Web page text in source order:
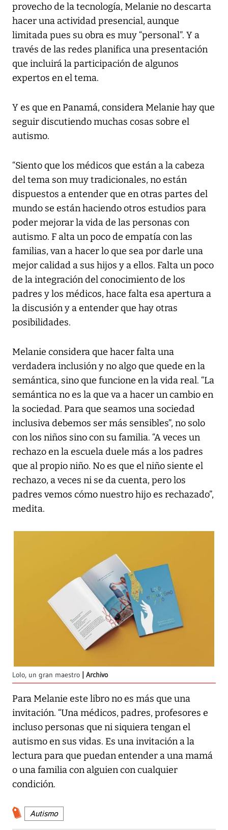
provecho de la tecnología, Melanie no descarta
hacer una actividad presencial, aunque
limitada pues su obra es muy “personal”. Y a
través de las redes planifica una presentación
que incluirá la participación de algunos
expertos en el tema.
Y es que en Panamá, considera Melanie hay que
seguir discutiendo muchas cosas sobre el
autismo.
“Siento que los médicos que están a la cabeza
del tema son muy tradicionales, no están
dispuestos a entender que en otras partes del
mundo se están haciendo otros estudios para
poder mejorar la vida de las personas con
autismo. F alta un poco de empatía con las
familias, van a hacer lo que sea por darle una
mejor calidad a sus hijos y a ellos. Falta un poco
de la integración del conocimiento de los
padres y los médicos, hace falta esa apertura a
la discusión y a entender que hay otras
posibilidades.
Melanie considera que hacer falta una
verdadera inclusión y no algo que quede en la
semántica, sino que funcione en la vida real. “La
semántica no es la que va a hacer un cambio en
la sociedad. Para que seamos una sociedad
inclusiva debemos ser más sensibles”, no solo
con los niños sino con su familia. “A veces un
rechazo en la escuela duele más a los padres
que al propio niño. No es que el niño siente el
rechazo, a veces ni se da cuenta, pero los
padres vemos cómo nuestro hijo es rechazado”,
medita.
Lolo, un gran maestro Archivo
Para Melanie este libro no es más que una
invitación. “Una médicos, padres, profesores e
incluso personas que ni siquiera tengan el
autismo en sus vidas. Es una invitación a la
lectura para que puedan entender a una mamá
o una familia con alguien con cualquier
condición.
Autismo